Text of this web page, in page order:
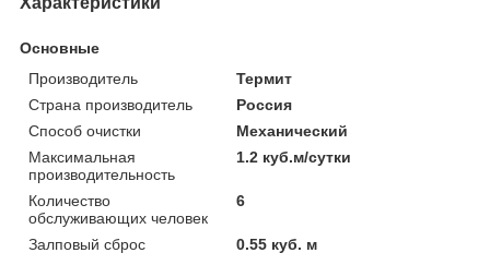
Основные
Производитель
Термит
Страна производитель
Россия
Способ очистки
Механический
Максимальная
производительность
1.2 куб.м/сутки
Количество
обслуживающих человек
6
Залповый сброс
0.55 куб. м